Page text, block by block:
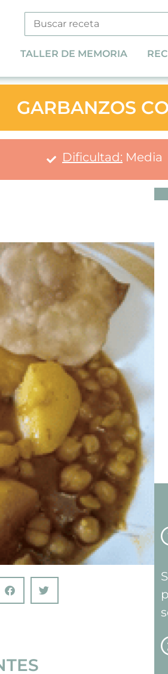
TALLER DE MEMORIA
GARBANZOS
Dificultad: Media